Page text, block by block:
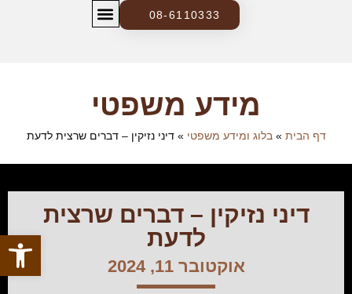
08-6110333
מידע משפטי
דף הבית »בלוג ומידע משפטי »דיני נזיקין – דברים שרצית לדעת
דיני נזיקין – דברים שרצית
לדעת
אוקטובר 11, 2024
פתח